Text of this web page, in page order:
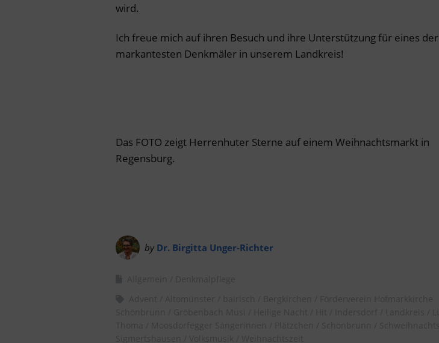
wird.
Ich freue mich auf ihren Besuch und ihre Unterstützung für eines der
markantesten Denkmäler in unserem Landkreis!
Das FOTO zeigt Herrenhuter Sterne auf einem Weihnachtsmarkt in
Regensburg.
by Dr. Birgitta Unger-Richter